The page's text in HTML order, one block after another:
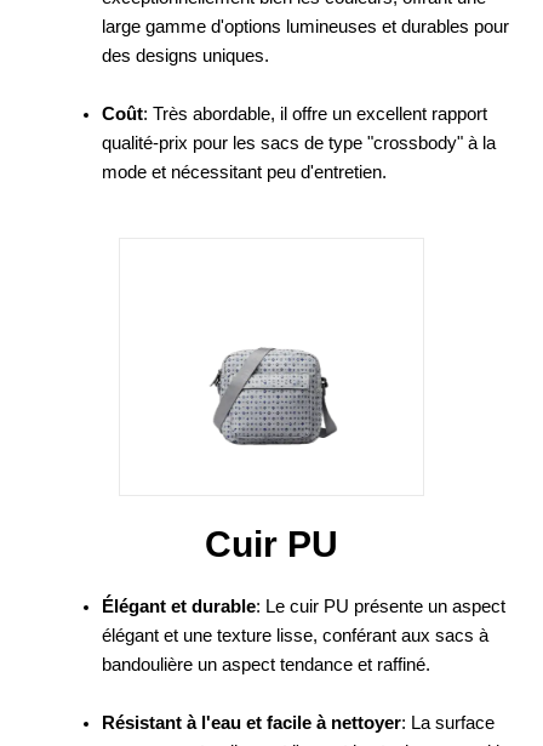
large gamme d'options lumineuses et durables pour
des designs uniques.
Coût: Très abordable, il offre un excellent rapport
qualité-prix pour les sacs de type "crossbody" à la
mode et nécessitant peu d'entretien.
Cuir PU
Élégant et durable: Le cuir PU présente un aspect
élégant et une texture lisse, conférant aux sacs à
bandoulière un aspect tendance et raffiné.
Résistant à l'eau et facile à nettoyer: La surface